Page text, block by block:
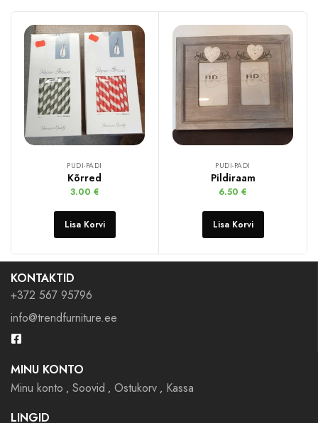
PUDI-PADI
Kõrred
3.00 €
Lisa Korvi
PUDI-PADI
Pildiraam
6.50 €
Lisa Korvi
KONTAKTID
+372 567 95796
info@trendfurniture.ee
MINU KONTO
Minu konto
Soovid Ostukorv
Kassa
LINGID